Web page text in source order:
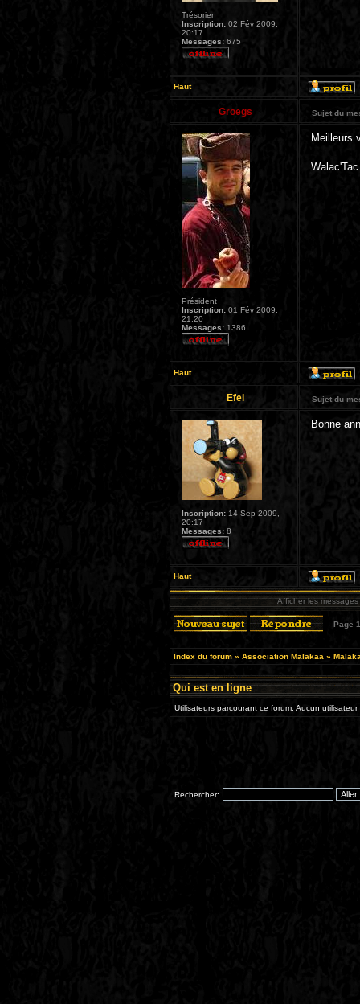
Trésorier
Inscription: 02 Fév 2009,
20:17
Messages: 675
Haut
Groegs Sujet du
Président
Inscription: 01 Fév 2009,
21:20
Messages: 1386
Meilleurs
Haut
Efel Sujet du
Inscription: 14 Sep 2009,
20:17
Messages: 8
Bonne
Haut
Afficher les
Page 1
Index du forum » Association Malakaa »
Qui est en ligne
Utilisateurs parcourant ce forum: Aucun
Rechercher: